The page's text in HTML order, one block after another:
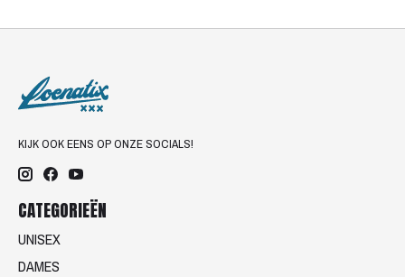
KIJK OOK EENS OP ONZE SOCIALS!
CATEGORIEËN
UNISEX
DAMES